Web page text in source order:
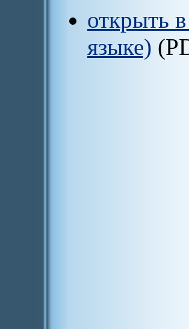
открыть
языке)